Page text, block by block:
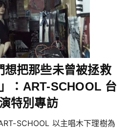
想把那些未曾被拯救
：ART-SCHOOL 台
特別專訪
SCHOOL 以主唱木下理樹為